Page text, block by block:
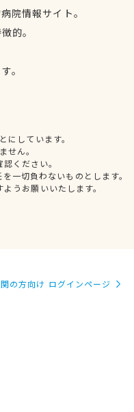
院情報サイト。
的。
。
しています。
せん。
ください。
一切負わないものとします。
うお願いいたします。
の方向け ログインページ